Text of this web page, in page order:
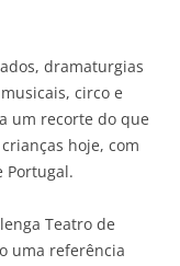
dramaturgias
circo e
um recorte do que
hoje, com
Portugal.
Teatro de
uma referência